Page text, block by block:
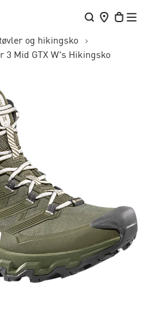
og hikingsko
3 Mid GTX W's Hikingsko